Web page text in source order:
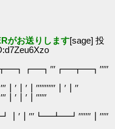
がお送りします[sage] 投